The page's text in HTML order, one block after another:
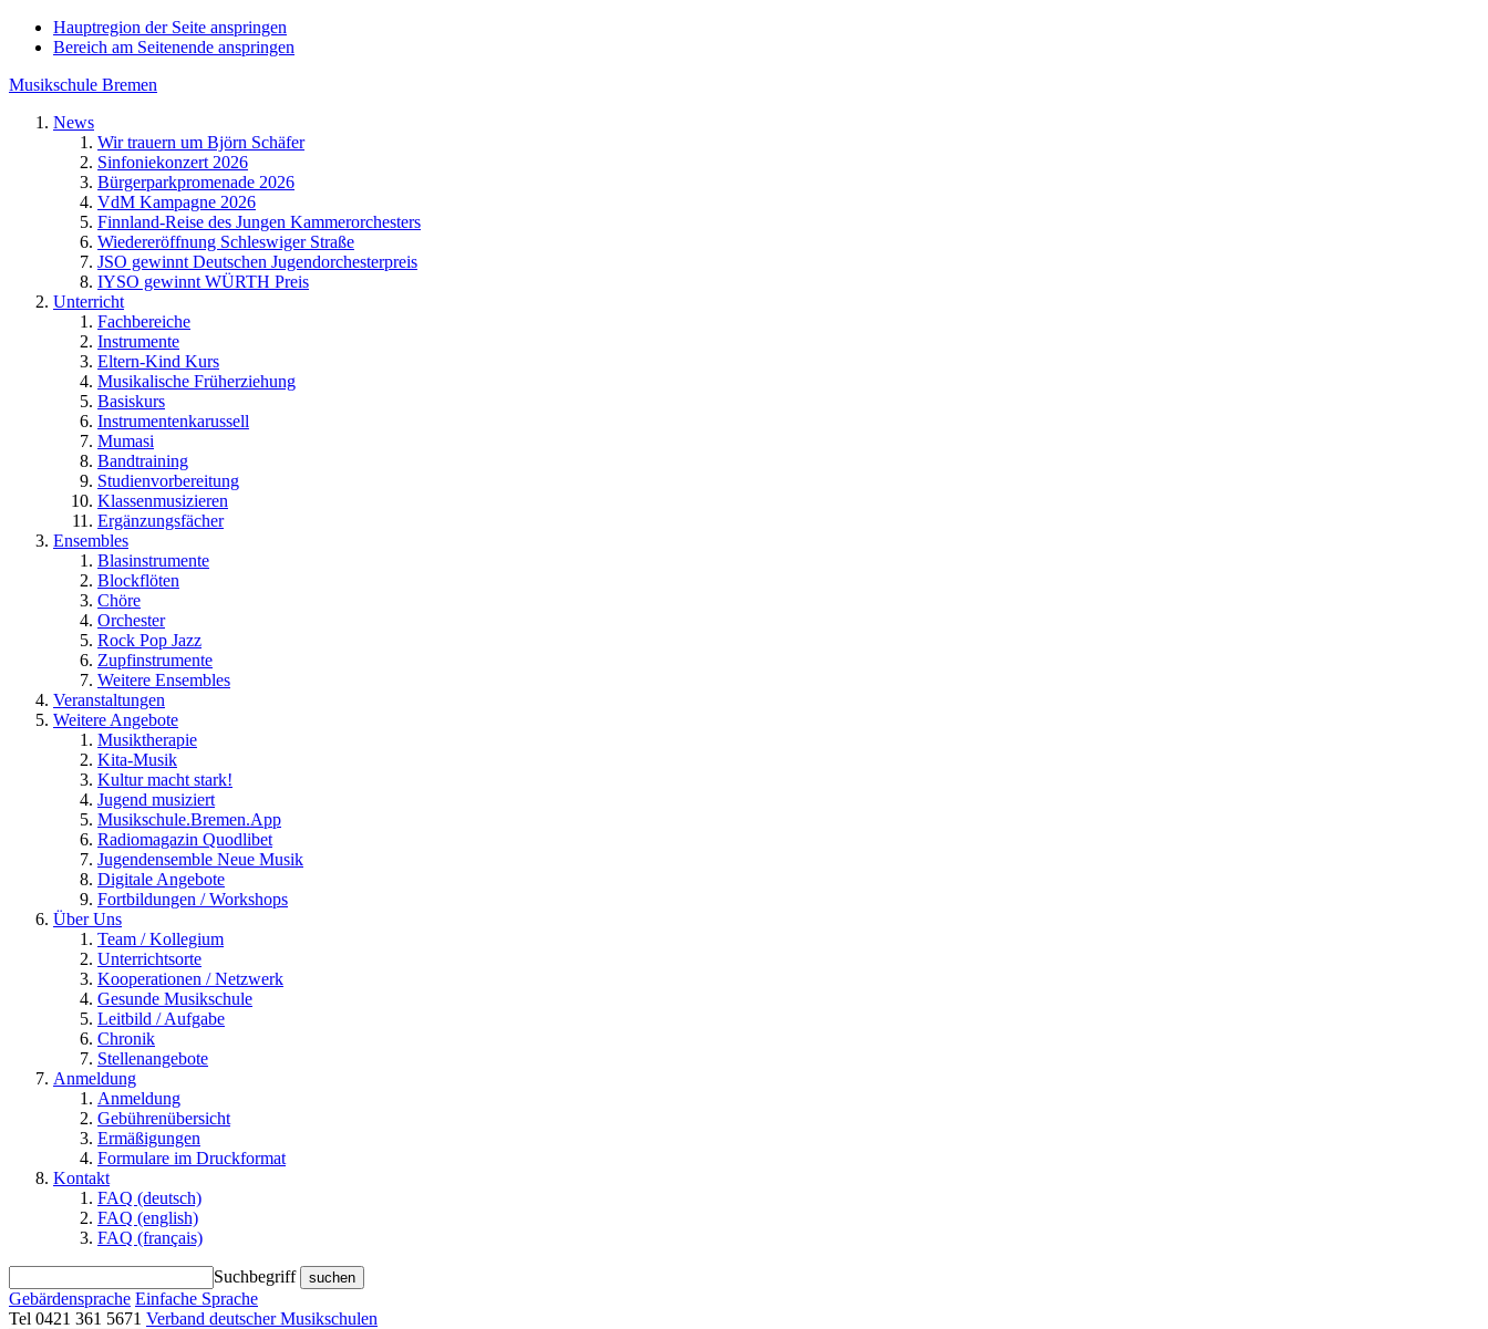
Hauptregion der Seite anspringen
Bereich am Seitenende anspringen
Musikschule Bremen
News
Wir trauern um Björn Schäfer
Sinfoniekonzert 2026
Bürgerparkpromenade 2026
VdM Kampagne 2026
Finnland-Reise des Jungen Kammerorchesters
Wiedereröffnung Schleswiger Straße
JSO gewinnt Deutschen Jugendorchesterpreis
IYSO gewinnt WÜRTH Preis
Unterricht
Fachbereiche
Instrumente
Eltern-Kind Kurs
Musikalische Früherziehung
Basiskurs
Instrumentenkarussell
Mumasi
Bandtraining
Studienvorbereitung
Klassenmusizieren
Ergänzungsfächer
Ensembles
Blasinstrumente
Blockflöten
Chöre
Orchester
Rock Pop Jazz
Zupfinstrumente
Weitere Ensembles
Veranstaltungen
Weitere Angebote
Musiktherapie
Kita-Musik
Kultur macht stark!
Jugend musiziert
Musikschule.Bremen.App
Radiomagazin Quodlibet
Jugendensemble Neue Musik
Digitale Angebote
Fortbildungen / Workshops
Über Uns
Team / Kollegium
Unterrichtsorte
Kooperationen / Netzwerk
Gesunde Musikschule
Leitbild / Aufgabe
Chronik
Stellenangebote
Anmeldung
Anmeldung
Gebührenübersicht
Ermäßigungen
Formulare im Druckformat
Kontakt
FAQ (deutsch)
FAQ (english)
FAQ (français)
Suchbegriff suchen
Gebärdensprache Einfache Sprache
Tel 0421 361 5671 Verband deutscher Musikschulen